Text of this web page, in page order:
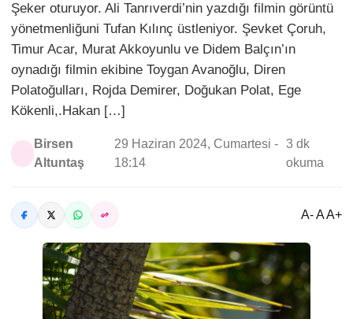
Şeker oturuyor. Ali Tanrıverdi’nin yazdığı filmin görüntü
yönetmenliğuni Tufan Kılınç üstleniyor. Şevket Çoruh,
Timur Acar, Murat Akkoyunlu ve Didem Balçın’ın
oynadığı filmin ekibine Toygan Avanoğlu, Diren
Polatoğulları, Rojda Demirer, Doğukan Polat, Ege
Kökenli,.Hakan […]
Birsen
Altuntaş
29 Haziran 2024, Cumartesi -
18:14
3 dk
okuma
A- A A+